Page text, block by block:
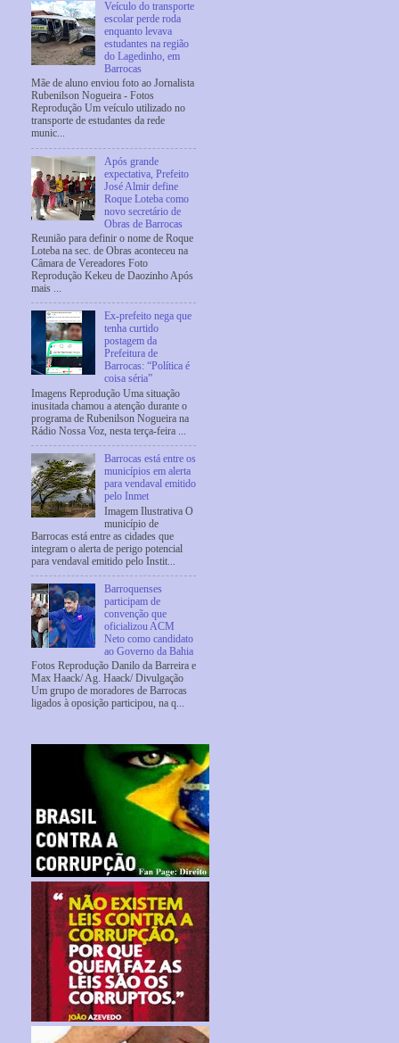
Veículo do transporte
escolar perde roda
enquanto levava
estudantes na região
do Lagedinho, em
Barrocas
Mãe de aluno enviou foto ao Jornalista
Rubenilson Nogueira - Fotos
Reprodução Um veículo utilizado no
transporte de estudantes da rede
munic...
Após grande
expectativa, Prefeito
José Almir define
Roque Loteba como
novo secretário de
Obras de Barrocas
Reunião para definir o nome de Roque
Loteba na sec. de Obras aconteceu na
Câmara de Vereadores Foto
Reprodução Kekeu de Daozinho Após
mais ...
Ex-prefeito nega que
tenha curtido
postagem da
Prefeitura de
Barrocas: “Política é
coisa séria”
Imagens Reprodução Uma situação
inusitada chamou a atenção durante o
programa de Rubenilson Nogueira na
Rádio Nossa Voz, nesta terça-feira ...
Barrocas está entre os
municípios em alerta
para vendaval emitido
pelo Inmet
Imagem Ilustrativa O
município de
Barrocas está entre as cidades que
integram o alerta de perigo potencial
para vendaval emitido pelo Instit...
Barroquenses
participam de
convenção que
oficializou ACM
Neto como candidato
ao Governo da Bahia
Fotos Reprodução Danilo da Barreira e
Max Haack/ Ag. Haack/ Divulgação
Um grupo de moradores de Barrocas
ligados à oposição participou, na q...